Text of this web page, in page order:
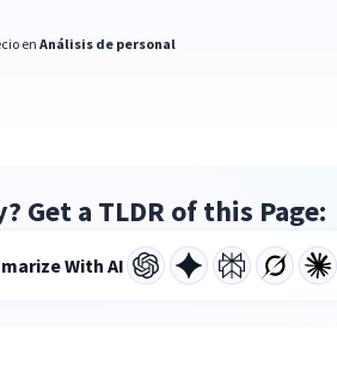
enAnálisis de personal
Get a TLDR of this Page:
With AI